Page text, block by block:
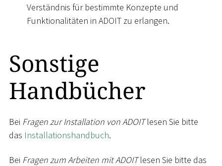
Verständnis für bestimmte Konzepte und
Funktionalitäten in ADOIT zu erlangen.
Sonstige
Handbücher
Bei Fragen zur Installation von ADOITlesen Sie bitte
das Installationshandbuch.
Bei Fragen zum Arbeiten mit ADOITlesen Sie bitte das